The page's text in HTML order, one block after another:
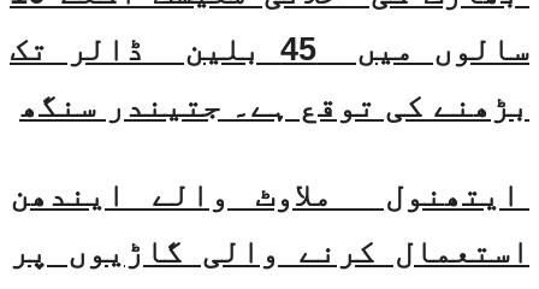
سالوں میں 45 بلین ڈالر تک
بڑھنے کی توقع ہے۔ جتیندر سنگھ
ایتھنول ملاوٹ والے ایندھن
استعمال کرنے والی گاڑیوں پر